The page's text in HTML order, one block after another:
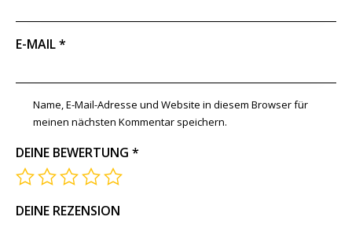
E-MAIL*
Name, E-Mail-Adresse und Website in diesem Browser für
meinen nächsten Kommentar speichern.
DEINE BEWERTUNG *
DEINE REZENSION